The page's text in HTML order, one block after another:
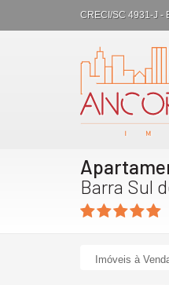
CRECI/SC 4931-J -
Barra Sul
Imóveis à